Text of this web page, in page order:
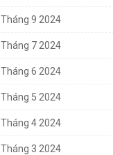
Tháng 9 2024
Tháng 7 2024
Tháng 6 2024
Tháng 5 2024
Tháng 4 2024
Tháng 3 2024